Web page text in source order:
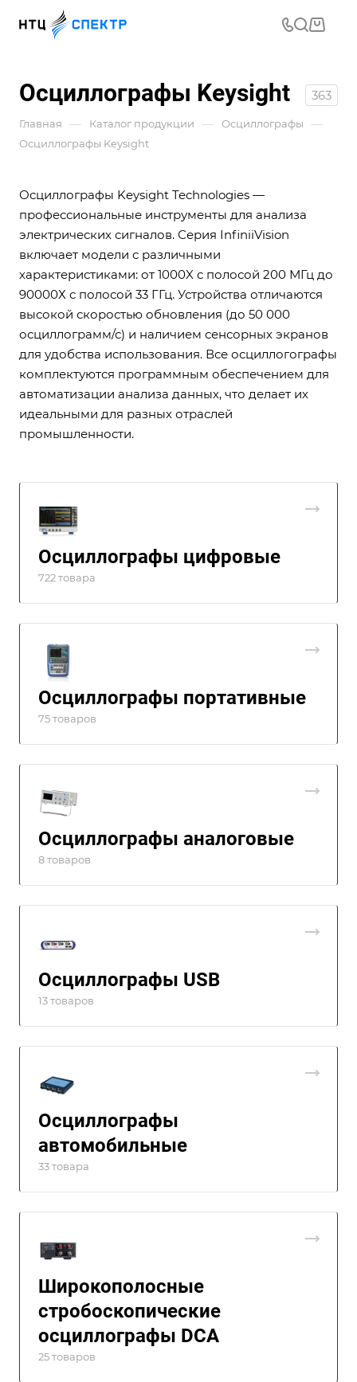
Осциллографы Keysight 363
Главная — Каталог продукции — Осциллографы —
Осциллографы Keysight
Осциллографы Keysight Technologies —
профессиональные инструменты для анализа
электрических сигналов. Серия InfiniiVision
включает модели с различными
характеристиками: от 1000X с полосой 200 МГц до
90000Х с полосой 33 ГГц. Устройства отличаются
высокой скоростью обновления (до 50 000
осциллограмм/с) и наличием сенсорных экранов
для удобства использования. Все осциллогографы
комплектуются программным обеспечением для
автоматизации анализа данных, что делает их
идеальными для разных отраслей
промышленности.
Осциллографы цифровые
722 товара
Осциллографы портативные
75 товаров
Осциллографы аналоговые
8 товаров
Осциллографы USB
13 товаров
Осциллографы
автомобильные
33 товара
Широкополосные
стробоскопические
осциллографы DCA
25 товаров